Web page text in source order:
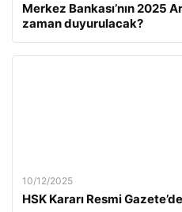
Merkez Bankası’nın 2025
zaman duyurulacak?
10/12/2025
HSK Kararı Resmi